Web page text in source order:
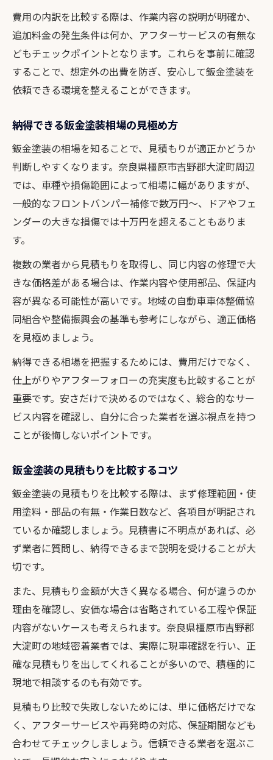
地域密着の鈑金塗装店の強みと安心感
相談しやすいアフター体制の見分け方
鈑金塗装後の定期点検と再発防止策
鈑金塗装後の満足度を高める秘訣を紹介
仕上がりを左右する鈑金塗装店の選択
アフターフォローで満足度が変わる理由
鈑金塗装後の評価と口コミ活用法
再発リスク低減で安心できる鈑金塗装
整備組合を活用した理想の修理プラン提案
整備協同組合が支える鈑金塗装の安心感
鈑金塗装の相談は整備振興会も活用可能
組合経由で安心できる鈑金塗装を選ぶ方法
費用の内訳を比較する際は、作業内容の説明が明確か、
追加料金の発生条件は何か、アフターサービスの有無な
どもチェックポイントとなります。これらを事前に確認
することで、想定外の出費を防ぎ、安心して鈑金塗装を
依頼できる環境を整えることができます。
納得できる鈑金塗装相場の見極め方
鈑金塗装の相場を知ることで、見積もりが適正かどうか
判断しやすくなります。奈良県橿原市吉野郡大淀町周辺
では、車種や損傷範囲によって相場に幅がありますが、
一般的なフロントバンパー補修で数万円～、ドアやフェ
ンダーの大きな損傷では十万円を超えることもありま
す。
複数の業者から見積もりを取得し、同じ内容の修理で大
きな価格差がある場合は、作業内容や使用部品、保証内
容が異なる可能性が高いです。地域の自動車車体整備協
同組合や整備振興会の基準も参考にしながら、適正価格
を見極めましょう。
納得できる相場を把握するためには、費用だけでなく、
仕上がりやアフターフォローの充実度も比較することが
重要です。安さだけで決めるのではなく、総合的なサー
ビス内容を確認し、自分に合った業者を選ぶ視点を持つ
ことが後悔しないポイントです。
鈑金塗装の見積もりを比較するコツ
鈑金塗装の見積もりを比較する際は、まず修理範囲・使
用塗料・部品の有無・作業日数など、各項目が明記され
ているか確認しましょう。見積書に不明点があれば、必
ず業者に質問し、納得できるまで説明を受けることが大
切です。
また、見積もり金額が大きく異なる場合、何が違うのか
理由を確認し、安価な場合は省略されている工程や保証
内容がないケースも考えられます。奈良県橿原市吉野郡
大淀町の地域密着業者では、実際に現車確認を行い、正
確な見積もりを出してくれることが多いので、積極的に
現地で相談するのも有効です。
見積もり比較で失敗しないためには、単に価格だけでな
く、アフターサービスや再発時の対応、保証期間なども
合わせてチェックしましょう。信頼できる業者を選ぶこ